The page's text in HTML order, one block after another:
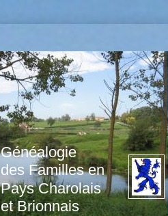
Généalogie
des Familles en
Pays Charolais
et Brionnais